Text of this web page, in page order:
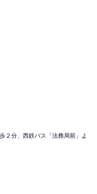
２分、西鉄バス「法務局前」よ